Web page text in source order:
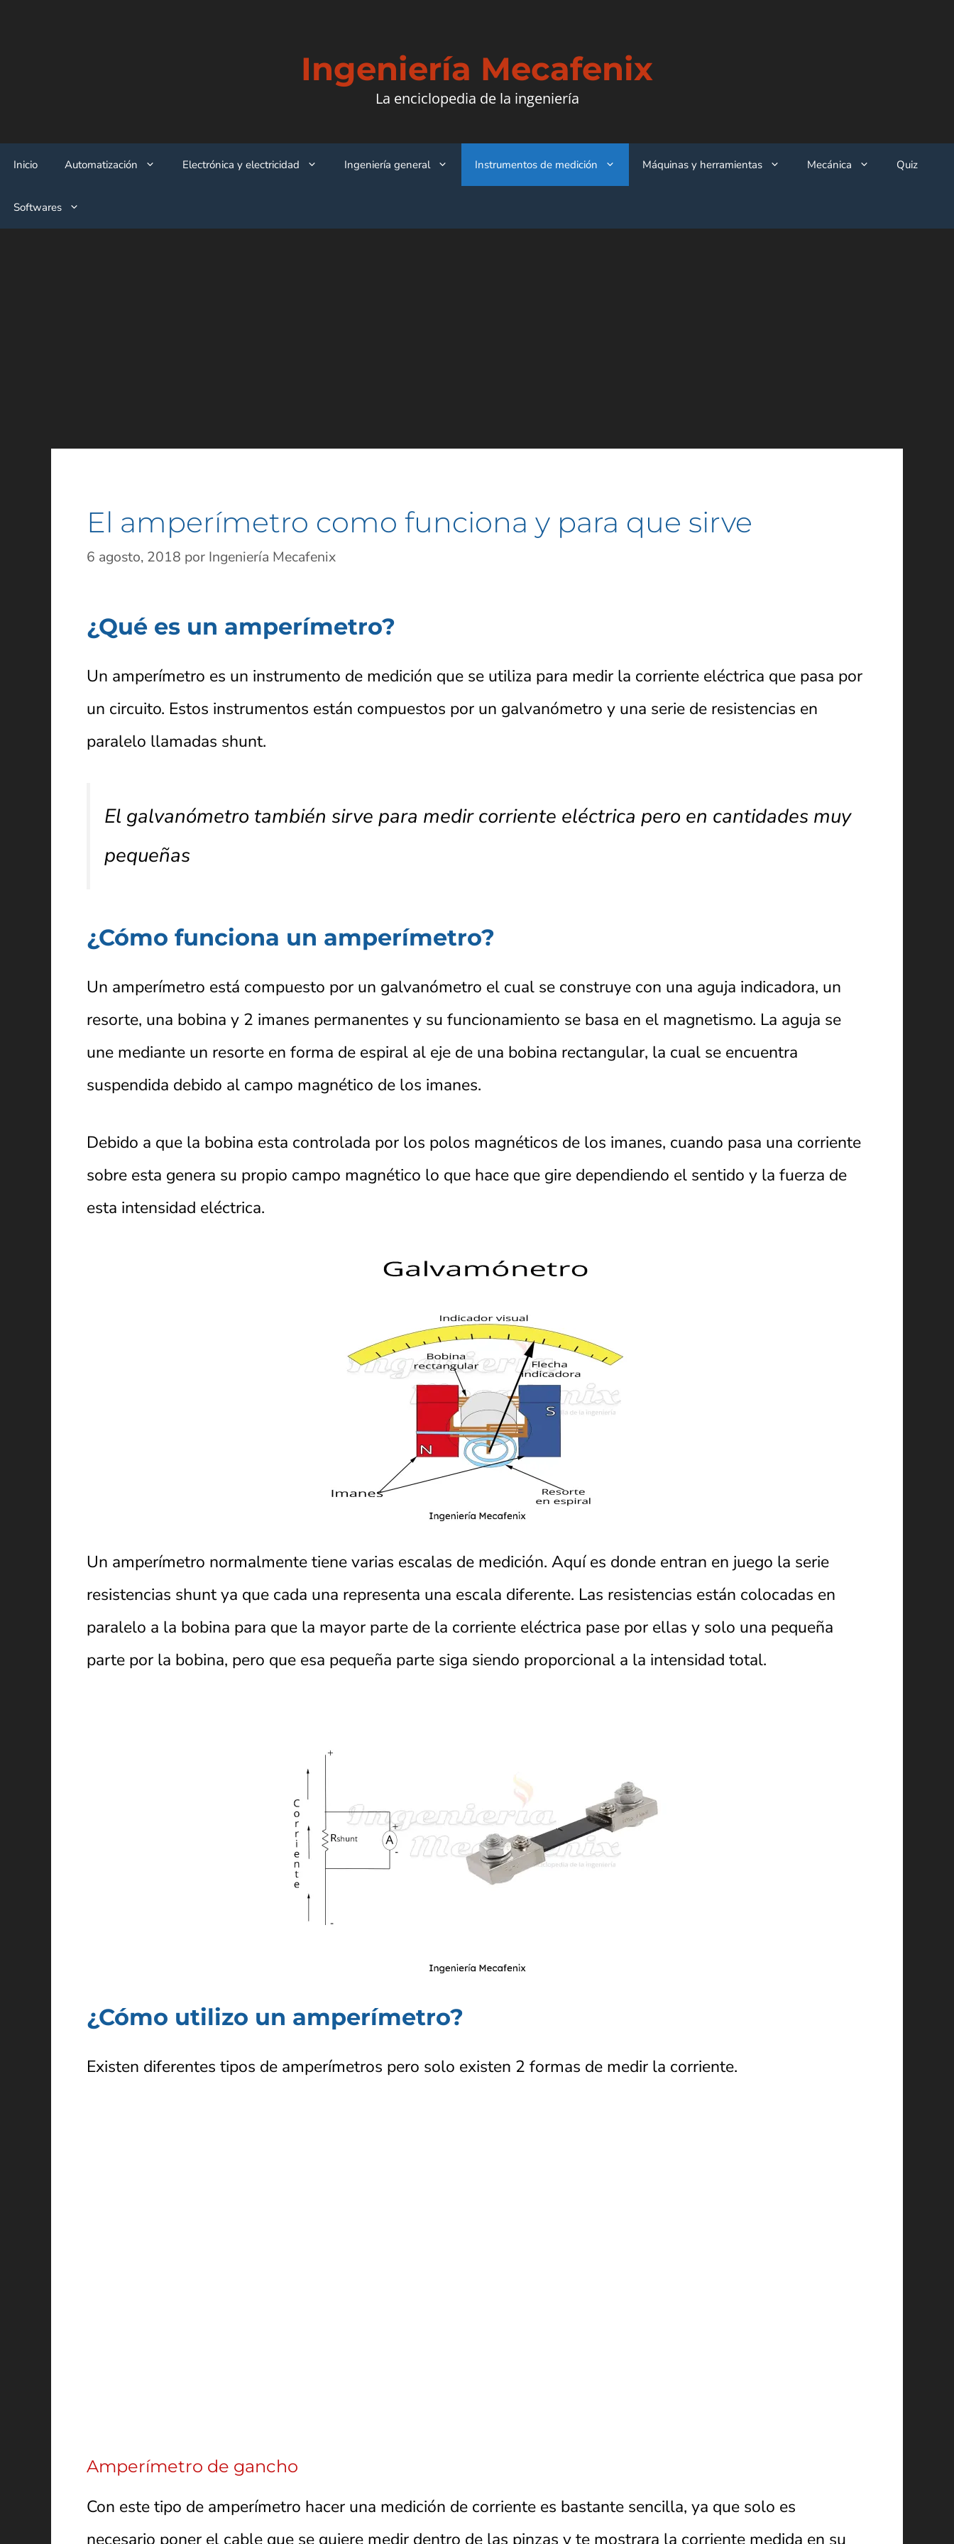
Ingeniería Mecafenix
La enciclopedia de la ingeniería
Inicio Automatización Electrónica y electricidad Ingeniería general Instrumentos de medición Máquinas y herramientas Mecánica Quiz
Softwares
El amperímetro como funciona y para que sirve
6 agosto, 2018 por Ingeniería Mecafenix
¿Qué es un amperímetro?
Un amperímetro es un instrumento de medición que se utiliza para medir la corriente eléctrica que pasa por
un circuito. Estos instrumentos están compuestos por un galvanómetro y una serie de resistencias en
paralelo llamadas shunt.
El galvanómetro también sirve para medir corriente eléctrica pero en cantidades muy
pequeñas
¿Cómo funciona un amperímetro?
Un amperímetro está compuesto por un galvanómetro el cual se construye con una aguja indicadora, un
resorte, una bobina y 2 imanes permanentes y su funcionamiento se basa en el magnetismo. La aguja se
une mediante un resorte en forma de espiral al eje de una bobina rectangular, la cual se encuentra
suspendida debido al campo magnético de los imanes.
Debido a que la bobina esta controlada por los polos magnéticos de los imanes, cuando pasa una corriente
sobre esta genera su propio campo magnético lo que hace que gire dependiendo el sentido y la fuerza de
esta intensidad eléctrica.
Un amperímetro normalmente tiene varias escalas de medición. Aquí es donde entran en juego la serie
resistencias shunt ya que cada una representa una escala diferente. Las resistencias están colocadas en
paralelo a la bobina para que la mayor parte de la corriente eléctrica pase por ellas y solo una pequeña
parte por la bobina, pero que esa pequeña parte siga siendo proporcional a la intensidad total.
¿Cómo utilizo un amperímetro?
Existen diferentes tipos de amperímetros pero solo existen 2 formas de medir la corriente.
Amperímetro de gancho
Con este tipo de amperímetro hacer una medición de corriente es bastante sencilla, ya que solo es
necesario poner el cable que se quiere medir dentro de las pinzas y te mostrara la corriente medida en su